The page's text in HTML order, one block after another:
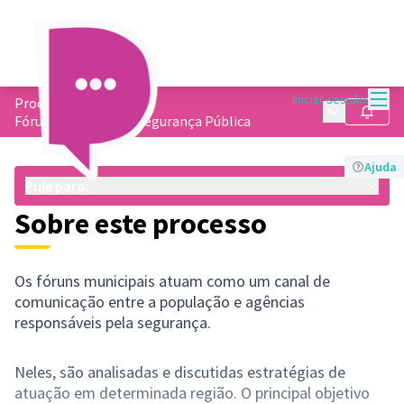
Iniciar sessão
Processos
Fórum Municipal de Segurança Pública
MenuSeguir
Ajuda
Sobre este processo
Os fóruns municipais atuam como um canal de
comunicação entre a população e agências
responsáveis pela segurança.
Neles, são analisadas e discutidas estratégias de
atuação em determinada região. O principal objetivo